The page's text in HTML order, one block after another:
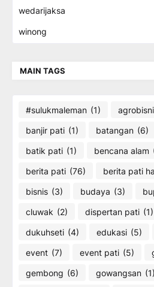
wedarijaksa
winong
MAIN TAGS
#sulukmaleman (1)
banjir pati (1) batangan (6)
batik pati (1) bencana alam
berita pati (76) berita pati
bisnis (3) budaya (3)
cluwak (2) dispertan pati (1)
dukuhseti (4) edukasi (5)
event (7) event pati (5)
gembong (6) gowangsan (1)